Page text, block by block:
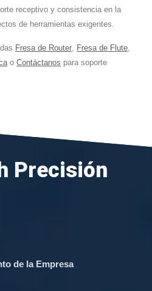
receptivo y consistencia en la
de herramientas exigentes.
Fresa de Router Fresa de Flute
o Contáctanos para soporte
Precisión
de la Empresa